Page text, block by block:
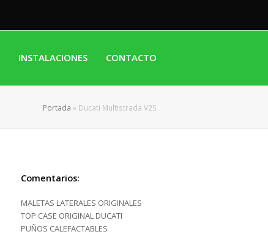
INSTALACIONES CONTACTO
Portada » Ducati Multistrada V2S
Comentarios:
MALETAS LATERALES ORIGINALES
TOP CASE ORIGINAL DUCATI
PUÑOS CALEFACTABLES